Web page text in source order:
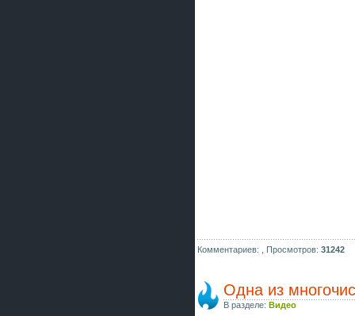
Комментариев: , Просмотров:31242
Одна из
В разделе: Видео